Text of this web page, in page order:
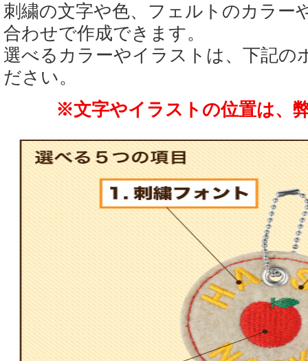
刺繍の文字や色、フェルトのカラー
合わせで作成できます。
選べるカラーやイラストは、下記の
ださい。
※文字やイラストの位置は、